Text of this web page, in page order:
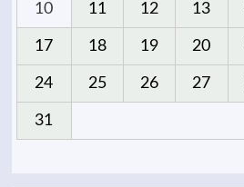
10 11 12 13
17 18 19 20
24 25 26 27
31